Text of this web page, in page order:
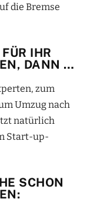
die Bremse
IHR
DANN …
zum
Umzug nach
natürlich
Start-up-
SCHON